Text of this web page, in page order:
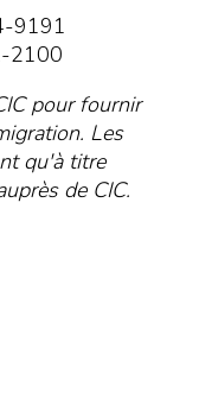
9191
2100
pour fournir
Les
qu'à titre
de CIC.